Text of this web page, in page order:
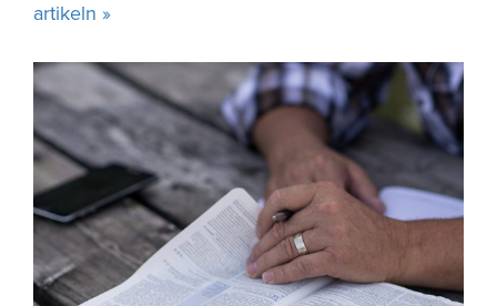
artikeln »